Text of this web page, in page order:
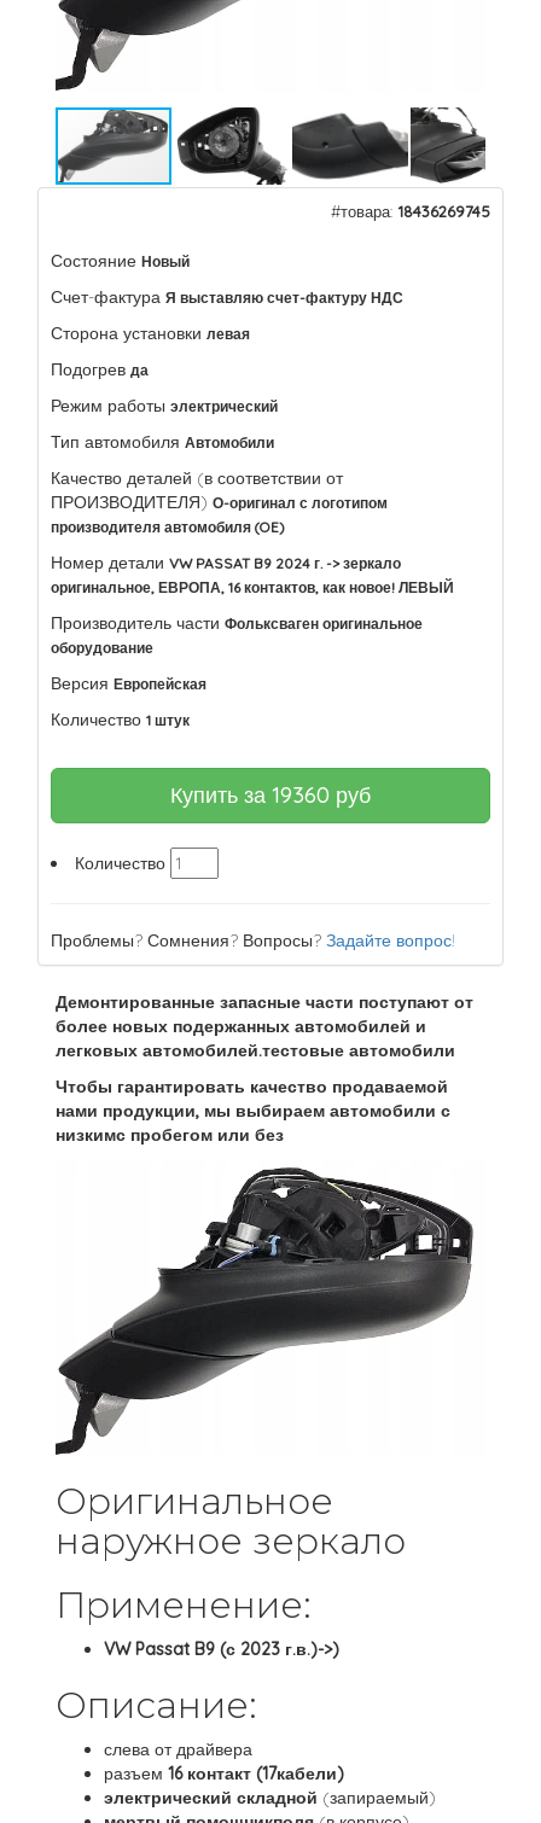
#товара: 18436269745
Состояние Новый
Счет-фактура Я выставляю счет-фактуру НДС
Сторона установки левая
Подогрев да
Режим работы электрический
Тип автомобиля Автомобили
Качество деталей (в соответствии от
ПРОИЗВОДИТЕЛЯ) О-оригинал с логотипом
производителя автомобиля (OE)
Номер детали VW PASSAT B9 2024 г. -> зеркало
оригинальное, ЕВРОПА, 16 контактов, как новое! ЛЕВЫЙ
Производитель части Фольксваген оригинальное
оборудование
Версия Европейская
Количество 1 штук
Купить за 19360 руб
Количество
Проблемы? Сомнения? Вопросы? Задайте вопрос!
Демонтированные запасные части поступают от
более новых подержанных автомобилей и
легковых автомобилей.тестовые автомобили
Чтобы гарантировать качество продаваемой
нами продукции, мы выбираем автомобили с
низкимс пробегом или без
Оригинальное
наружное зеркало
Применение:
VW Passat B9 (с 2023 г.в.)->)
Описание:
слева от драйвера
разъем 16 контакт (17кабели)
электрический складной (запираемый)